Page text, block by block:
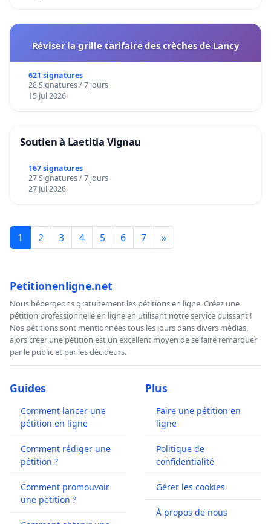
Réviser la grille tarifaire des crèches de Lancy
621 signatures
28 Signatures / 7 jours
15 Jul 2026
Soutien à Laetitia Vignau
167 signatures
27 Signatures / 7 jours
27 Jul 2026
1 2 3 4 5 6 7 »
Petitionenligne.net
Nous hébergeons gratuitement les pétitions en ligne. Créez une
pétition professionnelle en ligne en utilisant notre service puissant !
Nos pétitions sont mentionnées tous les jours dans divers médias,
alors créer une pétition est un excellent moyen de se faire remarquer
par le public et par les décideurs.
Guides
Comment lancer une
pétition en ligne
Comment rédiger une
pétition ?
Comment promouvoir
une pétition ?
Plus
Faire une pétition en
ligne
Politique de
confidentialité
Gérer les cookies
À propos de nous